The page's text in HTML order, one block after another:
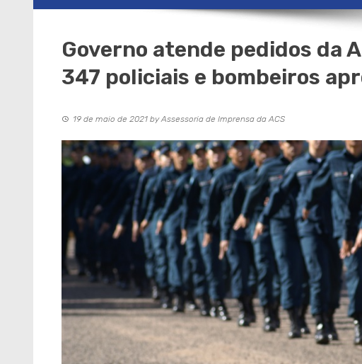
Governo atende pedidos da
347 policiais e bombeiros
19 de maio de 2021 byAssessoria de Imprensa da ACS